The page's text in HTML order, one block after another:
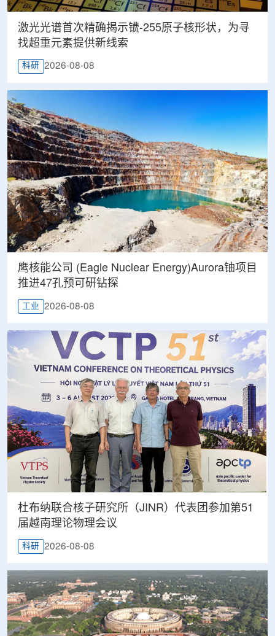
激光光谱首次精确揭示镄-255原子核形状，为寻
找超重元素提供新线索
科研 2026-08-08
鹰核能公司 (Eagle Nuclear Energy)Aurora铀项目
推进47孔预可研钻探
工业 2026-08-08
杜布纳联合核子研究所（JINR）代表团参加第51
届越南理论物理会议
科研 2026-08-08